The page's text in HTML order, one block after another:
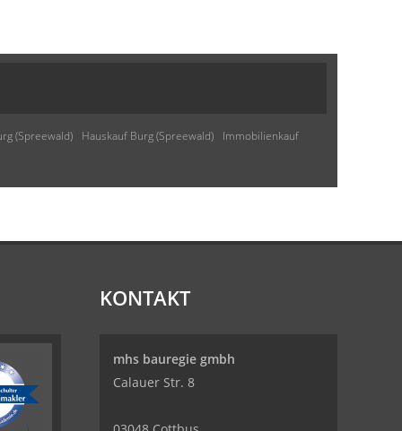
(Spreewald) Hauskauf Burg (Spreewald)
Immobilienkauf
KONTAKT
mhs bauregie gmbh
Calauer Str. 8